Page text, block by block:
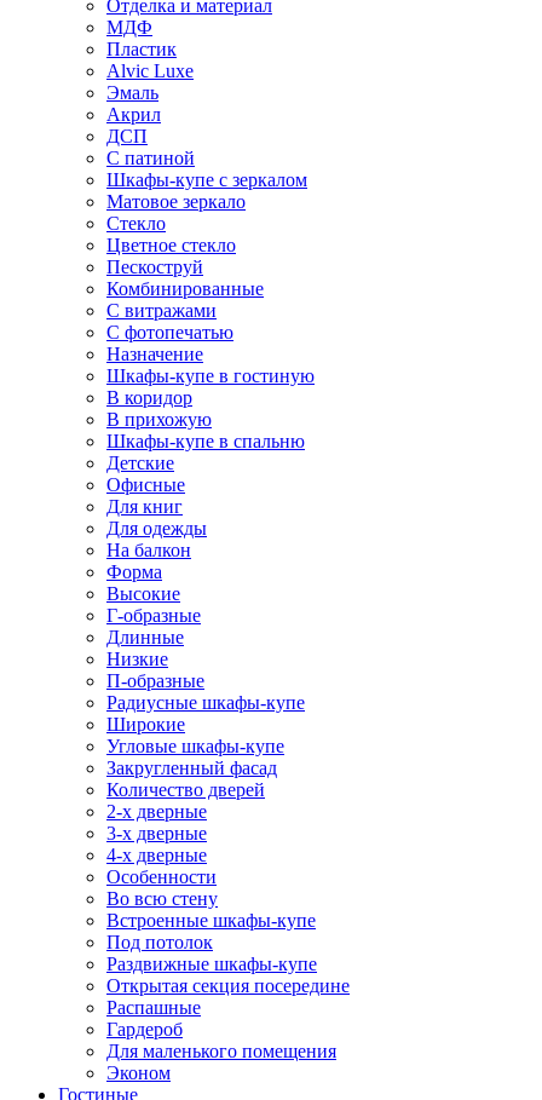
Отделка и материал
МДФ
Пластик
Alvic Luxe
Эмаль
Акрил
ДСП
С патиной
Шкафы-купе с зеркалом
Матовое зеркало
Стекло
Цветное стекло
Пескоструй
Комбинированные
С витражами
С фотопечатью
Назначение
Шкафы-купе в гостиную
В коридор
В прихожую
Шкафы-купе в спальню
Детские
Офисные
Для книг
Для одежды
На балкон
Форма
Высокие
Г-образные
Длинные
Низкие
П-образные
Радиусные шкафы-купе
Широкие
Угловые шкафы-купе
Закругленный фасад
Количество дверей
2-х дверные
3-х дверные
4-х дверные
Особенности
Во всю стену
Встроенные шкафы-купе
Под потолок
Раздвижные шкафы-купе
Открытая секция посередине
Распашные
Гардероб
Для маленького помещения
Эконом
Гостиные